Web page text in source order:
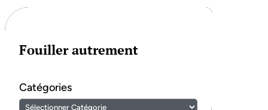
Fouiller autrement
Catégories